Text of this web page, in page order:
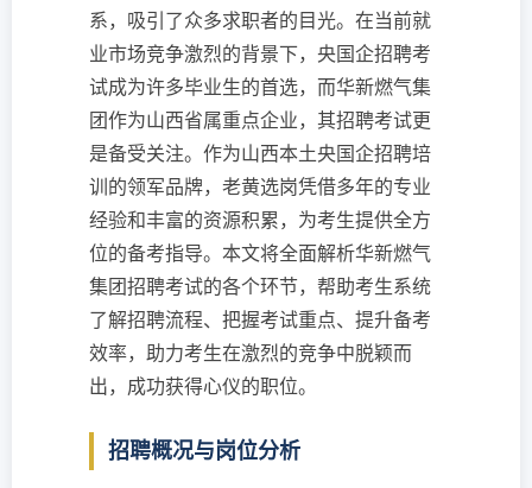
系，吸引了众多求职者的目光。在当前就
业市场竞争激烈的背景下，央国企招聘考
试成为许多毕业生的首选，而华新燃气集
团作为山西省属重点企业，其招聘考试更
是备受关注。作为山西本土央国企招聘培
训的领军品牌，老黄选岗凭借多年的专业
经验和丰富的资源积累，为考生提供全方
位的备考指导。本文将全面解析华新燃气
集团招聘考试的各个环节，帮助考生系统
了解招聘流程、把握考试重点、提升备考
效率，助力考生在激烈的竞争中脱颖而
出，成功获得心仪的职位。
招聘概况与岗位分析